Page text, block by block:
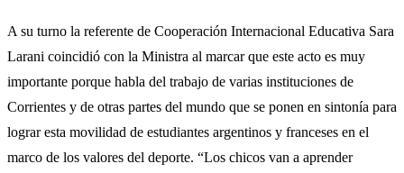
A su turno la referente de Cooperación Internacional Educativa Sara
Larani coincidió con la Ministra al marcar que este acto es muy
importante porque habla del trabajo de varias instituciones de
Corrientes y de otras partes del mundo que se ponen en sintonía para
lograr esta movilidad de estudiantes argentinos y franceses en el
marco de los valores del deporte. “Los chicos van a aprender